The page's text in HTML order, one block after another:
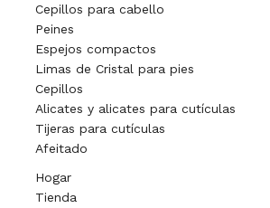
Cepillos para cabello
Peines
Espejos compactos
Limas de Cristal para pies
Cepillos
Alicates y alicates para cutículas
Tijeras para cutículas
Afeitado
Hogar
Tienda